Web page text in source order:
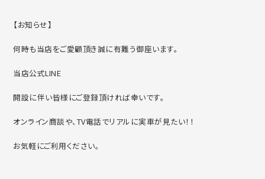
【お知らせ】
何時も当店をご愛顧頂き誠に有難う御座います。
当店公式LINE
開設に伴い皆様にご登録頂ければ幸いです。
オンライン商談や、TV電話でリアルに実車が見たい！！
お気軽にご利用ください。